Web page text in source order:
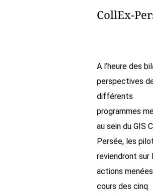
CollEx-
A l’heure des
perspectives
différents
programmes
au sein du GIS
Persée, les
reviendront sur
actions
cours des cinq